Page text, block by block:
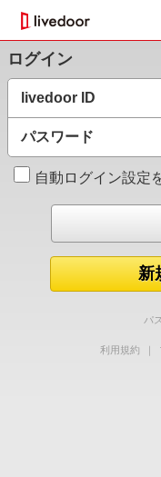
ログイン
livedoor ID
パスワード
自動ログイン設定
新
パ
利用規約 ｜